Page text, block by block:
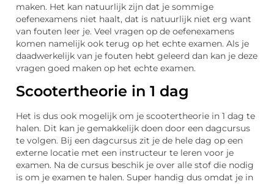
maken. Het kan natuurlijk zijn dat je sommige
oefenexamens niet haalt, dat is natuurlijk niet erg want
van fouten leer je. Veel vragen op de oefenexamens
komen namelijk ook terug op het echte examen. Als je
daadwerkelijk van je fouten hebt geleerd dan kan je deze
vragen goed maken op het echte examen.
Scootertheorie in 1 dag
Het is dus ook mogelijk om je scootertheorie in 1 dag te
halen. Dit kan je gemakkelijk doen door een dagcursus
te volgen. Bij een dagcursus zit je de hele dag op een
externe locatie met een instructeur te leren voor je
examen. Na de cursus beschik je over alle stof die nodig
is om je examen te halen. Super handig dus omdat je in